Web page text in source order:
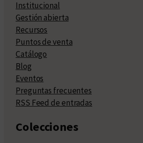
Institucional
Gestión abierta
Recursos
Puntos de venta
Catálogo
Blog
Eventos
Preguntas frecuentes
RSS Feed de entradas
Colecciones